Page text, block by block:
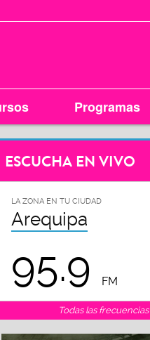
Programas
ESCUCHA EN VIVO
LA ZONA EN TU CIUDAD
Arequipa
95.9 FM
Todas las frecuencias